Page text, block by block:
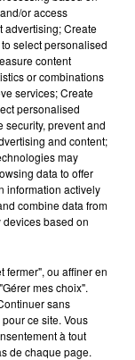
par MT
Twitter et
virale. Elle
rappelLe
version life
du volcan
son retour
or access
advertising; Create
select personalised
content
or combinations
services; Create
personalised
security, prevent and
and content;
may
data to offer
information actively
combine data from
based on
fermer", ou affiner en
mes choix".
sans
ce site. Vous
à tout
de chaque page.